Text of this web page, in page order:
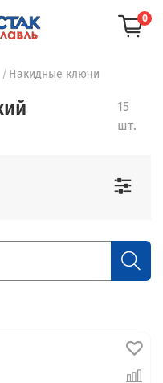
0
Накидные ключи
15
шт.